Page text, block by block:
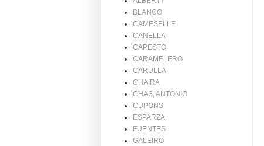
BLANCO
CAMESELLE
CANELLA
CAPESTO
CARAMELERO
CARULLA
CHAIRA
CHAS, ANTONIO
CUPONS
ESPARZA
FUENTES
GALEIRO